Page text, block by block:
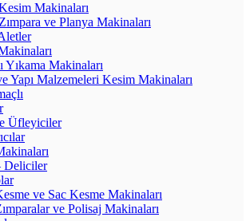
Makinaları
ve Planya Makinaları
Yıkama Makinaları
Yapı Malzemeleri Kesim Makinaları
Üfleyiciler
Deliciler
ve Sac Kesme Makinaları
ve Polisaj Makinaları